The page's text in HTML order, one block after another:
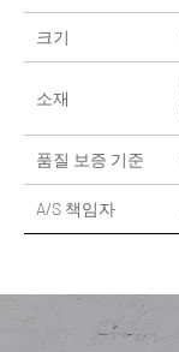
크기
소재
품질 보증 기준
A/S 책임자